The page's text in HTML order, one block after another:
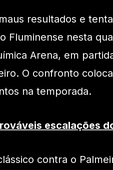
resultados e
Fluminense nesta
Arena, em
O confronto
na temporada.
escalações
contra o